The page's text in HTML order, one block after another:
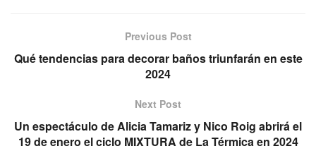
Previous Post
Qué tendencias para decorar baños triunfarán en este
2024
Next Post
Un espectáculo de Alicia Tamariz y Nico Roig abrirá el
19 de enero el ciclo MIXTURA de La Térmica en 2024